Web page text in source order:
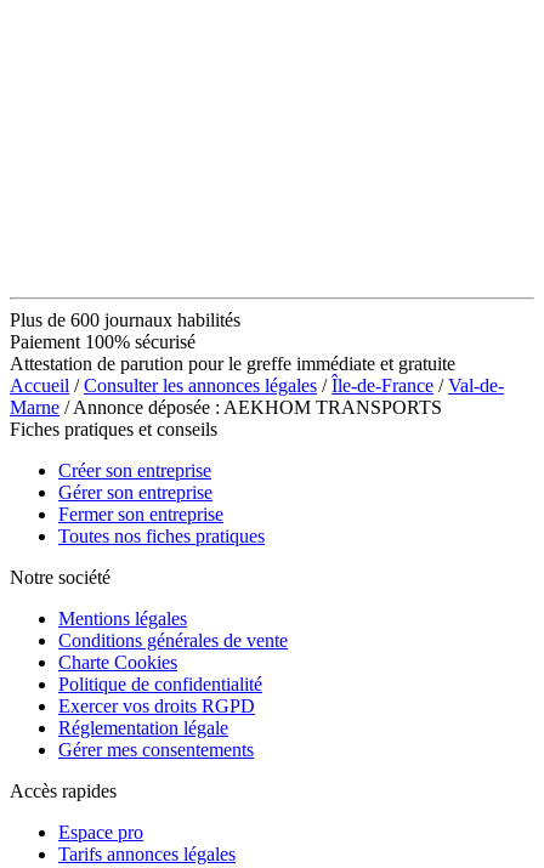
Plus de 600 journaux habilités
Paiement 100% sécurisé
Attestation de parution pour le greffe immédiate et gratuite
Accueil /Consulter les annonces légales /Île-de-France /Val-de-
Marne / Annonce déposée : AEKHOM TRANSPORTS
Fiches pratiques et conseils
Créer son entreprise
Gérer son entreprise
Fermer son entreprise
Toutes nos fiches pratiques
Notre société
Mentions légales
Conditions générales de vente
Charte Cookies
Politique de confidentialité
Exercer vos droits RGPD
Réglementation légale
Gérer mes consentements
Accès rapides
Espace pro
Tarifs annonces légales